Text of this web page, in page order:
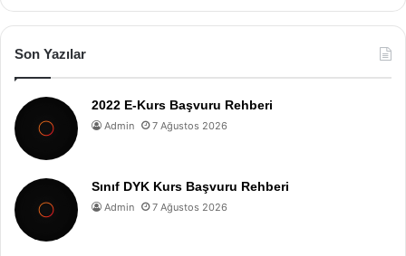
Son Yazılar
2022 E-Kurs Başvuru Rehberi
Admin 7 Ağustos 2026
Sınıf DYK Kurs Başvuru Rehberi
Admin 7 Ağustos 2026